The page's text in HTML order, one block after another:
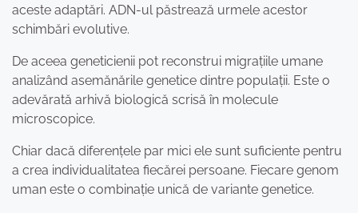
aceste adaptări. ADN-ul păstrează urmele acestor
schimbări evolutive.
De aceea geneticienii pot reconstrui migrațiile umane
analizând asemănările genetice dintre populații. Este o
adevărată arhivă biologică scrisă în molecule
microscopice.
Chiar dacă diferențele par mici ele sunt suficiente pentru
a crea individualitatea fiecărei persoane. Fiecare genom
uman este o combinație unică de variante genetice.